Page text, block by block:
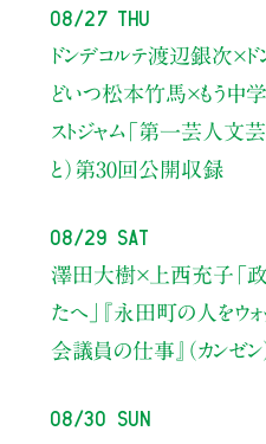
08/27 Thu
ドンデコルテ渡辺銀次×
どいつ松本竹馬×もう中学
ストジャム「第一芸人文芸
と） 第30回公開収録
08/29 Sat
澤田大樹×上西充子 「
たへ」
『永田町の人をウォ
会議員の仕事』（カンゼ
08/30 Sun